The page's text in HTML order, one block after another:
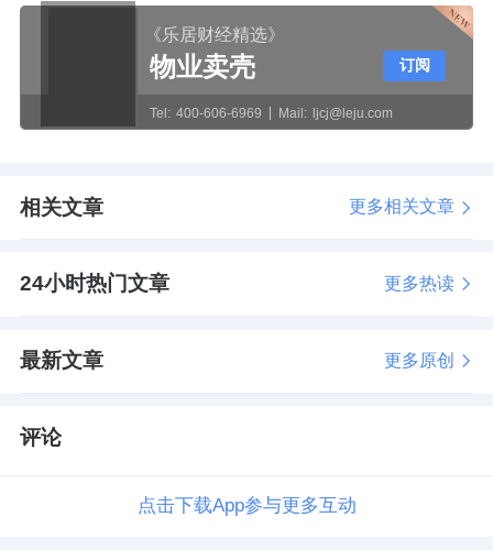
《乐居财经精选》
物业卖壳
Tel: 400-606-6969 Mail: ljcj@leju.com
订阅
相关文章 更多相关文章
24小时热门文章 更多热读
最新文章 更多原创
评论
点击下载App参与更多互动